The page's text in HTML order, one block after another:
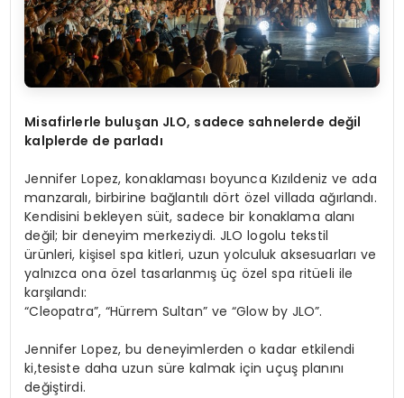
Misafirlerle buluşan JLO, sadece sahnelerde değil
kalplerde de parladı
Jennifer Lopez, konaklaması boyunca Kızıldeniz ve ada
manzaralı, birbirine bağlantılı dört özel villada ağırlandı.
Kendisini bekleyen süit, sadece bir konaklama alanı
değil; bir deneyim merkeziydi. JLO logolu tekstil
ürünleri, kişisel spa kitleri, uzun yolculuk aksesuarları ve
yalnızca ona özel tasarlanmış üç özel spa ritüeli ile
karşılandı:
“Cleopatra”, “Hürrem Sultan” ve “Glow by JLO”.
Jennifer Lopez, bu deneyimlerden o kadar etkilendi
ki,tesiste daha uzun süre kalmak için uçuş planını
değiştirdi.